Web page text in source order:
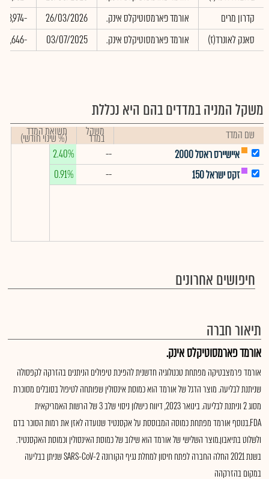
קדרון מרים
אורמד פארמסוטיקלס אינק. 26/03/2026
-113,974
סאנק לאונרד(ז)
אורמד פארמסוטיקלס אינק. 03/07/2025
-6,646
משקל המניה במדדים בהם היא נכללת
שם המדד משקל
במדד תשואת המדד
(% שינוי חודשי)
איישיירס ראסל 2000
--
2.40%
זקס ישראל 150
--
0.91%
חיפושים אחרונים
תיאור חברה
אורמד פארמסוטיקלס אינק.
אורמד פרמצבטיקה מפתחת טכנולוגיה חדשנית להפיכת טיפולים הניתנים בהזרקה לקפסולה
שניתנת לבליעה. מוצר הדגל של אורמד הוא כמוסת אינסולין שפותחה לטיפול בסובלים מסוכרת
מסוג 2 וניתנת לבליעה. בינואר 2023, דיווח כישלון ניסוי שלב 3 של הרשות האמריקאית
FDA.בנוסף אורמד מפתחת כמוסה המבוססת על אקסנטיד שנועדה לאזן את רמות הסוכר בדם
ולשלוט בתיאבון.מוצר השלישי של אורמד הוא שילוב של כמוסת האינסולין וכמוסת האקסנטיד.
בשנת 2021 החלה החברה לפתח חיסון למחלת נגיף הקורונה SARS-CoV-2 שניתן בבליעה
במקום בהזרקהה